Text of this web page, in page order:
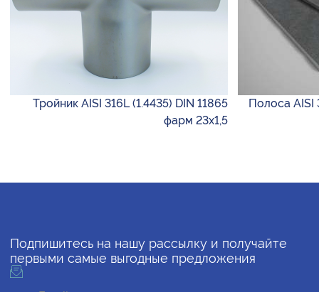
Тройник AISI 316L (1.4435) DIN 11865
фарм 23х1,5
Полоса AISI
Подпишитесь на нашу рассылку и получайте
первыми самые выгодные предложения